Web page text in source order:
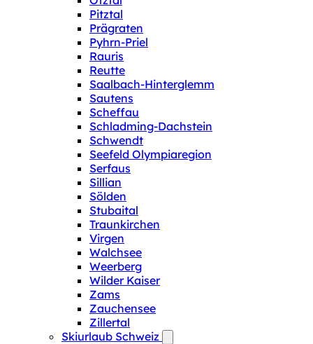
Pitztal
Prägraten
Pyhrn-Priel
Rauris
Reutte
Saalbach-Hinterglemm
Sautens
Scheffau
Schladming-Dachstein
Schwendt
Seefeld Olympiaregion
Serfaus
Sillian
Sölden
Stubaital
Traunkirchen
Virgen
Walchsee
Weerberg
Wilder Kaiser
Zams
Zauchensee
Zillertal
Skiurlaub Schweiz